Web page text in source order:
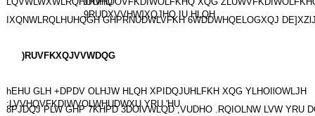
9RUDXVVHW]XQJHQ IU HLQH
IXQNWLRQLHUHQGH GHPRNUDWLVFKH 6WDDWHQELOGXQJ
)RUVFKXQJVVWDQG
hEHU GLH +DPDV OLHJW HLQH XPIDQJUHLFKH XQG YLHOIlOWLJH
:LVVHQVFKDIWVOLWHUDWXU YRU 'HU
8PJDQJ PLW GHP 7KHPD 3DOlVWLQD ,VUDHO .RQIOLNW LVW YRU